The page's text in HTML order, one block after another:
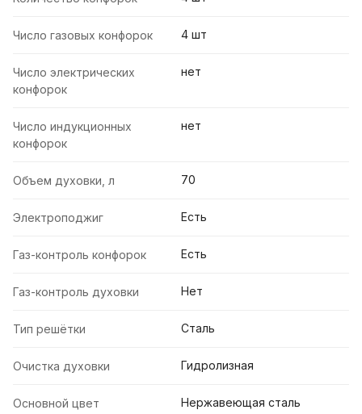
Число газовых конфорок 4 шт
Число электрических
конфорок
нет
Число индукционных
конфорок
нет
Объем духовки, л 70
Электроподжиг Есть
Газ-контроль конфорок Есть
Газ-контроль духовки Нет
Тип решётки Сталь
Очистка духовки Гидролизная
Основной цвет Нержавеющая сталь